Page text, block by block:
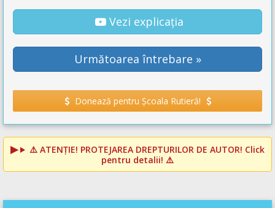
Vezi explicația
Următoarea întrebare »
Donează pentru Școala Rutieră!
⚠️ ATENȚIE! PROTEJAREA DREPTURILOR DE AUTOR! Click
pentru detalii! ⚠️